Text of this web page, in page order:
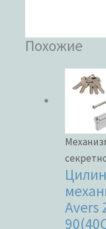
Похожие
Avers